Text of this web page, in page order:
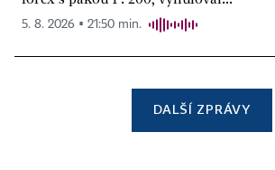
5. 8. 2026 ▪ 21:50 min.
DALŠÍ ZPRÁVY